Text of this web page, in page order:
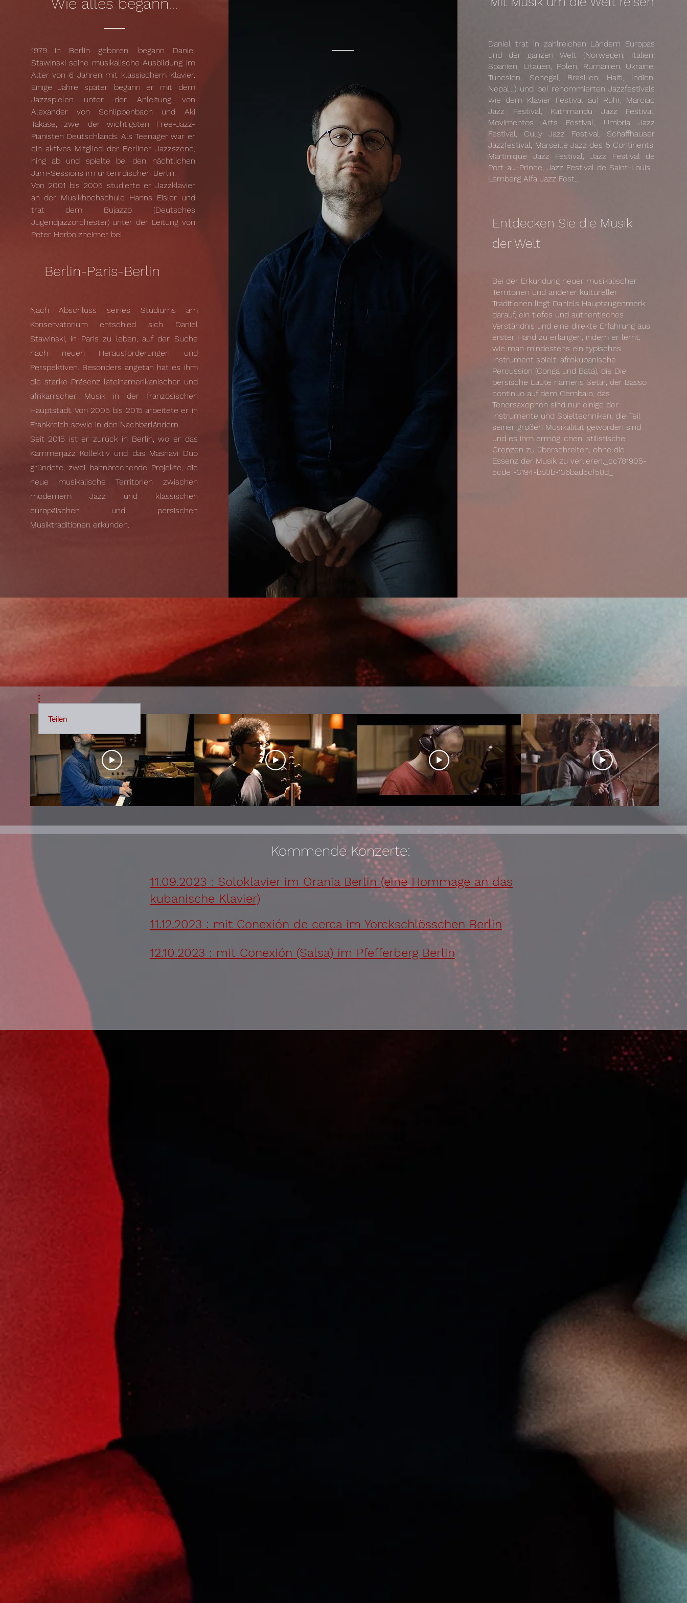
1979 in Berlin geboren, begann Daniel
Stawinski seine musikalische Ausbildung im
Alter von 6 Jahren mit klassischem Klavier.
Einige Jahre später begann er mit dem
Jazzspielen unter der Anleitung von
Alexander von Schlippenbach und Aki
Takase, zwei der wichtigsten Free-Jazz-
Pianisten Deutschlands. Als Teenager war er
ein aktives Mitglied der Berliner Jazzszene,
hing ab und spielte bei den nächtlichen
Jam-Sessions im unterirdischen Berlin.
Von 2001 bis 2005 studierte er Jazzklavier
an der Musikhochschule Hanns Eisler und
trat dem Bujazzo (Deutsches
Jugendjazzorchester) unter der Leitung von
Peter Herbolzheimer bei.
Berlin-Paris-Berlin
Nach Abschluss seines Studiums am
Konservatorium entschied sich Daniel
Stawinski, in Paris zu leben, auf der Suche
nach neuen Herausforderungen und
Perspektiven. Besonders angetan hat es ihm
die starke Präsenz lateinamerikanischer und
afrikanischer Musik in der französischen
Hauptstadt. Von 2005 bis 2015 arbeitete er in
Frankreich sowie in den Nachbarländern.
Seit 2015 ist er zurück in Berlin, wo er das
Kammerjazz Kollektiv und das Masnavi Duo
gründete, zwei bahnbrechende Projekte, die
neue musikalische Territorien zwischen
modernem Jazz und klassischen
europäischen und persischen
Musiktraditionen erkunden.
Daniel trat in zahlreichen Ländern Europas
und der ganzen Welt (Norwegen, Italien,
Spanien, Litauen, Polen, Rumänien, Ukraine,
Tunesien, Senegal, Brasilien, Haiti, Indien,
Nepal…) und bei renommierten Jazzfestivals
wie dem Klavier Festival auf Ruhr, Marciac
Jazz Festival, Kathmandu Jazz Festival,
Movimentos Arts Festival, Umbria Jazz
Festival, Cully Jazz Festival, Schaffhauser
Jazzfestival, Marseille Jazz des 5 Continents,
Martinique Jazz Festival, Jazz Festival de
Port-au-Prince, Jazz Festival de Saint-Louis ,
Lemberg Alfa Jazz Fest…
Entdecken Sie die Musik
der Welt
Bei der Erkundung neuer musikalischer
Territorien und anderer kultureller
Traditionen liegt Daniels Hauptaugenmerk
darauf, ein tiefes und authentisches
Verständnis und eine direkte Erfahrung aus
erster Hand zu erlangen, indem er lernt,
wie man mindestens ein typisches
Instrument spielt: afrokubanische
Percussion (Conga und Batá), die Die
persische Laute namens Setar, der Basso
continuo auf dem Cembalo, das
Tenorsaxophon sind nur einige der
Instrumente und Spieltechniken, die Teil
seiner großen Musikalität geworden sind
und es ihm ermöglichen, stilistische
Grenzen zu überschreiten, ohne die
Essenz der Musik zu verlieren._cc781905-
5cde -3194-bb3b-136bad5cf58d_
Teilen
Kommende Konzerte:
11.09.2023 : Soloklavier im Orania Berlin (eine Hommage an das
kubanische Klavier)
11.12.2023 : mit Conexión de cerca im Yorckschlösschen Berlin
12.10.2023 : mit Conexión (Salsa) im Pfefferberg Berlin